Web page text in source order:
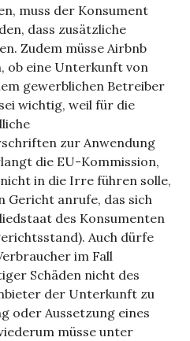
muss der Konsument
dass zusätzliche
Zudem müsse Airbnb
ob eine Unterkunft von
gewerblichen Betreiber
wichtig, weil für die
zur Anwendung
die EU-Kommission,
in die Irre führen solle,
Gericht anrufe, das sich
des Konsumenten
Auch dürfe
im Fall
Schäden nicht des
der Unterkunft zu
oder Aussetzung eines
müsse unter